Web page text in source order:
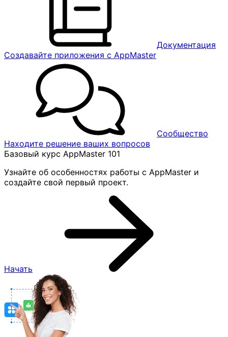
Документация
Создавайте приложения с AppMaster
Сообщество
Находите решение ваших вопросов
Базовый курс AppMaster 101
Узнайте об особенностях работы с AppMaster и
создайте свой первый проект.
Начать